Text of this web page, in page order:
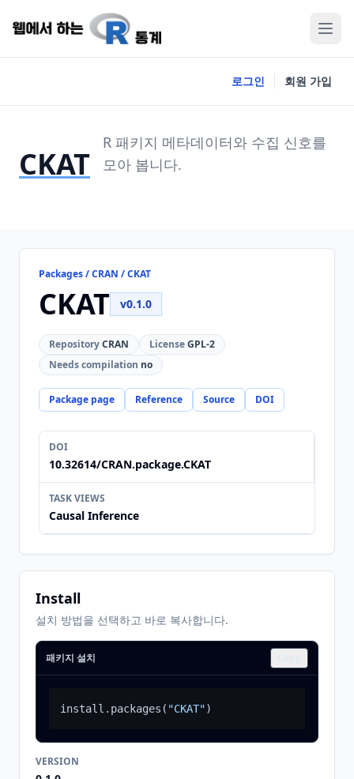
로그인 회원 가입
CKAT
R 패키지 메타데이터와 수집 신호를
모아 봅니다.
Packages / CRAN / CKAT
CKAT v0.1.0
RepositoryCRAN LicenseGPL-2
Needs compilation no
Package page Reference Source DOI
DOI
10.32614/CRAN.package.CKAT
TASK VIEWS
Causal Inference
Install
설치 방법을 선택하고 바로 복사합니다.
패키지 설치
install.packages ( "CKAT")
VERSION